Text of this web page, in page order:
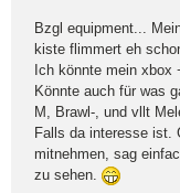
Bzgl equipment...
kiste flimmert eh
Ich könnte mein xbox
Könnte auch für was
M, Brawl-, und vllt
Falls da interesse ist.
mitnehmen, sag
zu sehen.